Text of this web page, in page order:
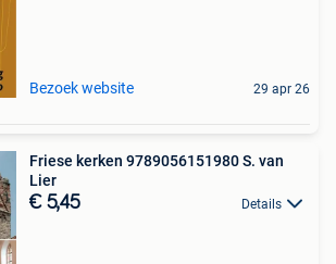
Bezoek website 29 apr 26
Friese kerken 9789056151980 S. van
Lier
€ 5,45 Details